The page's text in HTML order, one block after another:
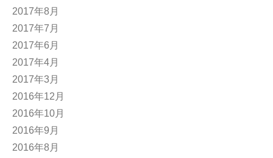
2017年8月
2017年7月
2017年6月
2017年4月
2017年3月
2016年12月
2016年10月
2016年9月
2016年8月